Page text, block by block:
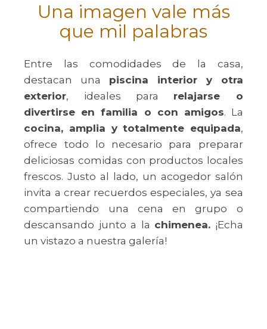
Una imagen vale más
que mil palabras
Entre las comodidades de la casa,
destacan una piscina interior y otra
exterior, ideales para relajarse o
divertirse en familia o con amigos. La
cocina, amplia y totalmente equipada,
ofrece todo lo necesario para preparar
deliciosas comidas con productos locales
frescos. Justo al lado, un acogedor salón
invita a crear recuerdos especiales, ya sea
compartiendo una cena en grupo o
descansando junto a la chimenea. ¡Echa
un vistazo a nuestra galería!